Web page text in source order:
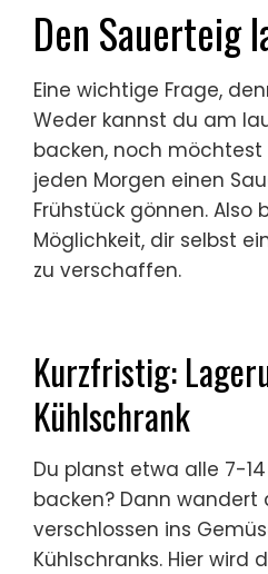
Den Sauerteig
Eine wichtige Frage,
Weder kannst du am
backen, noch
jeden Morgen einen
Frühstück gönnen. Also
Möglichkeit, dir selbst
zu verschaffen.
Kurzfristig:
Kühlschrank
Du planst etwa alle 7-
backen? Dann wandert
verschlossen ins
Kühlschranks. Hier wird